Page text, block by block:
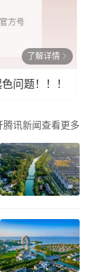
了解详情
问题！！！
腾讯新闻查看更多